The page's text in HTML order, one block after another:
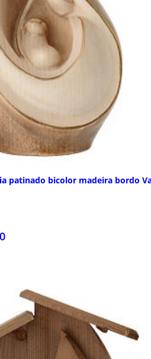
patinado bicolor madeira bordo